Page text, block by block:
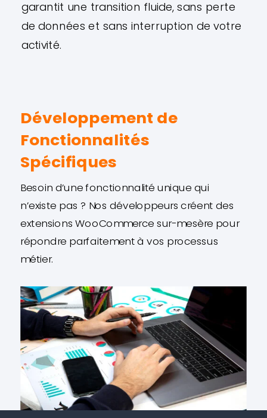
garantit une transition fluide, sans perte
de données et sans interruption de votre
activité.
Développement de
Fonctionnalités
Spécifiques
Besoin d’une fonctionnalité unique qui
n’existe pas ? Nos développeurs créent des
extensions WooCommerce sur-mesère pour
répondre parfaitement à vos processus
métier.